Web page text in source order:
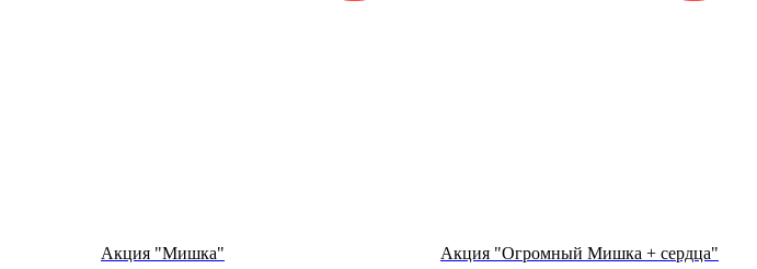
Акция "Мишка" Акция "Огромный Мишка + сердца"